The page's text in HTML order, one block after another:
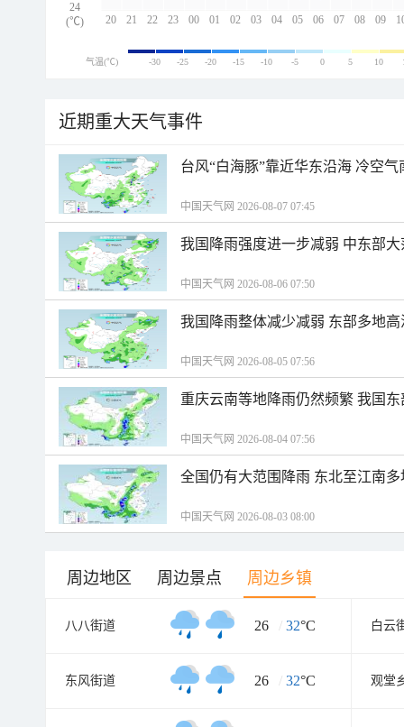
20 21 22 23 00 01 02 03 04 05 06 07 08 09
24
(℃)
气温(℃) -30 -25 -20 -15 -10 -5 0 5 10
近期重大天气事件
台风“白海豚”靠近华东沿海 冷空
中国天气网 2026-08-07 07:45
我国降雨强度进一步减弱 中东部
中国天气网 2026-08-06 07:50
我国降雨整体减少减弱 东部多地
中国天气网 2026-08-05 07:56
重庆云南等地降雨仍然频繁 我国
中国天气网 2026-08-04 07:56
全国仍有大范围降雨 东北至江南
中国天气网 2026-08-03 08:00
周边地区 周边景点 周边乡镇
八八街道 26 / 32°C 白云
东风街道 26 / 32°C 观堂